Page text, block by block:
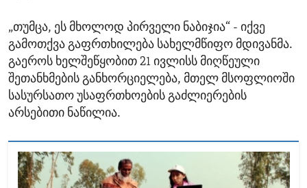
„თუმცა, ეს მხოლოდ პირველი ნაბიჯია“ - იქვე
გამოთქვა გაფრთხილება სახელმწიფო მდივანმა.
გაეროს ხელშეწყობით 21 ივლისს მიღწეული
შეთანხმების განხორციელება, მთელ მსოფლიოში
სასურსათო უსაფრთხოების გაძლიერების
არსებითი ნაწილია.